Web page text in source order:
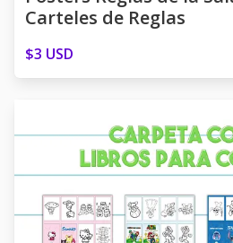
Carteles de Reglas
$3 USD